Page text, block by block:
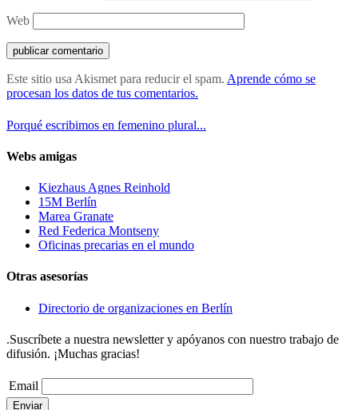
Web
Este sitio usa Akismet para reducir el spam. Aprende cómo se
procesan los datos de tus comentarios.
Porqué escribimos en femenino plural...
Webs amigas
Kiezhaus Agnes Reinhold
15M Berlín
Marea Granate
Red Federica Montseny
Oficinas precarias en el mundo
Otras asesorías
Directorio de organizaciones en Berlín
.Suscríbete a nuestra newsletter y apóyanos con nuestro trabajo de
difusión. ¡Muchas gracias!
Email
Enviar